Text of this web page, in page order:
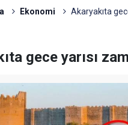
Ekonomi
Akaryakıta
gece yarısı